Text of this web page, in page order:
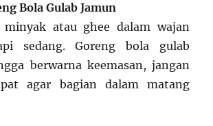
Bola Gulab Jamun
minyak atau ghee dalam wajan
sedang. Goreng bola gulab
berwarna keemasan, jangan
agar bagian dalam matang